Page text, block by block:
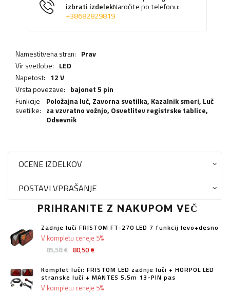
izbrati izdelekNaročite po telefonu:
+38682829819
Namestitvena stran: Prav
Vir svetlobe: LED
Napetost: 12 V
Vrsta povezave: bajonet 5 pin
Funkcije
svetilke:
Položajna luč, Zavorna svetilka, Kazalnik smeri, Luč
za vzvratno vožnjo, Osvetlitev registrske tablice,
Odsevnik
OCENE IZDELKOV
POSTAVI VPRAŠANJE
PRIHRANITE Z NAKUPOM VEČ
Zadnje luči FRISTOM FT-270 LED 7 funkcij levo+desno
85,58 € 80,50 €
V kompletu ceneje 5%
Komplet luči: FRISTOM LED zadnje luči + HORPOL LED
stranske luči + MANTES 5,5m 13-PIN pas
V kompletu ceneje 5%